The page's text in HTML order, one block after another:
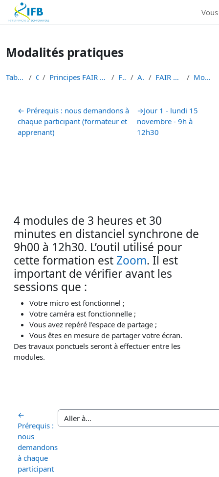
Institut Français de Bioinformatique - Les formations
Passer au contenu principal
Modalités pratiques
Tableau de bord Cours Principes FAIR en bioinformatique et gestion des d... FAIR-DATA ALL-DATA FAIR data 2021 - session 2 Modalités pratiques
Résumé de section
← Prérequis : nous demandons à
chaque participant (formateur et
apprenant)
→Jour 1 - lundi 15
novembre - 9h à
12h30
4 modules de 3 heures et 30
minutes en distanciel synchrone de
9h00 à 12h30. L’outil utilisé pour
cette formation estZoom. Il est
important de vérifier avant les
sessions que :
Votre micro est fonctionnel ;
Votre caméra est fonctionnelle ;
Vous avez repéré l’espace de partage ;
Vous êtes en mesure de partager votre écran.
Des travaux ponctuels seront à effectuer entre les
modules.
←
Prérequis :
nous
demandons
à chaque
participant